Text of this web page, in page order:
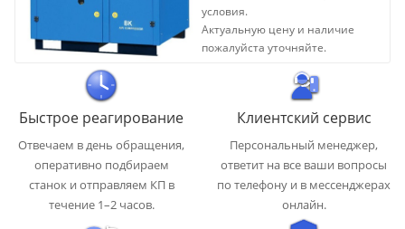
условия.
Актуальную цену и наличие
пожалуйста уточняйте.
Быстрое реагирование
Отвечаем в день обращения,
оперативно подбираем
станок и отправляем КП в
течение 1–2 часов.
Клиентский сервис
Персональный менеджер,
ответит на все ваши вопросы
по телефону и в мессенджерах
онлайн.